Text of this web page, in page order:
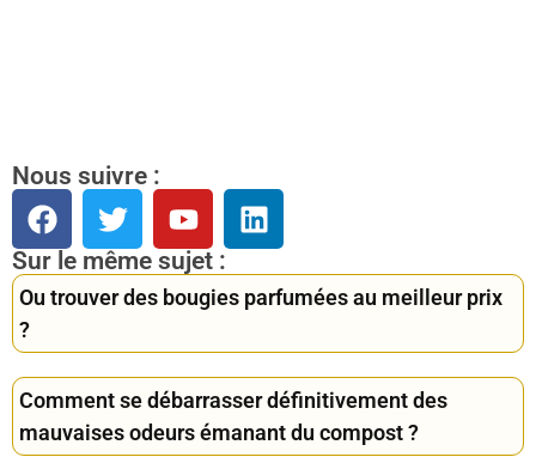
Nous suivre :
Sur le même sujet :
Ou trouver des bougies parfumées au meilleur prix
?
Comment se débarrasser définitivement des
mauvaises odeurs émanant du compost ?